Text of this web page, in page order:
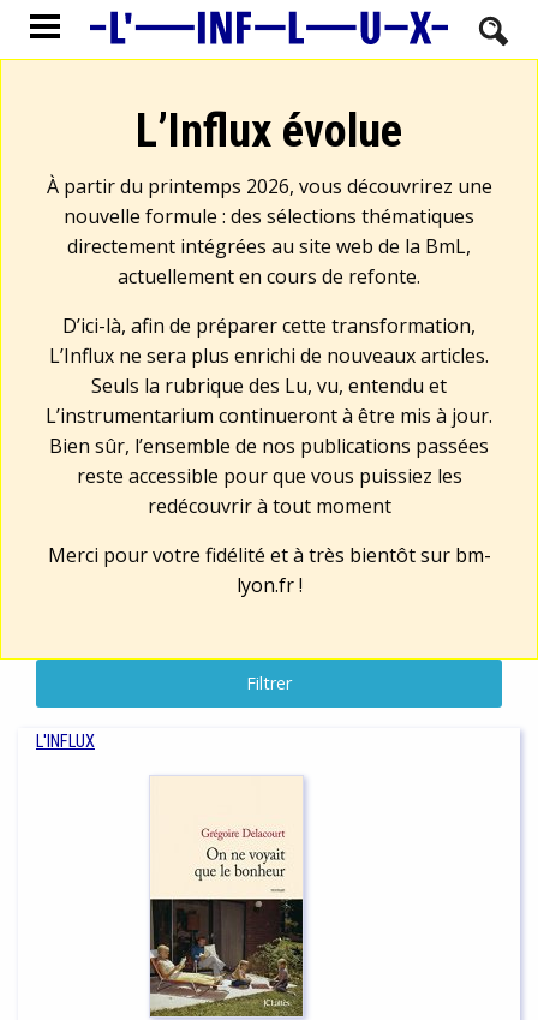
L’Influx évolue
À partir du printemps 2026, vous découvrirez une
nouvelle formule : des sélections thématiques
directement intégrées au site web de la BmL,
actuellement en cours de refonte.
D’ici-là, afin de préparer cette transformation,
L’Influx ne sera plus enrichi de nouveaux articles.
Seuls la rubrique des Lu, vu, entendu et
L’instrumentarium continueront à être mis à jour.
Bien sûr, l’ensemble de nos publications passées
reste accessible pour que vous puissiez les
redécouvrir à tout moment
Merci pour votre fidélité et à très bientôt sur bm-
lyon.fr!
Filtrer
L'INFLUX